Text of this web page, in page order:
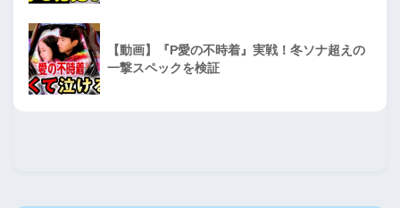
【動画】『P愛の不時着』実戦！冬ソナ超えの
一撃スペックを検証